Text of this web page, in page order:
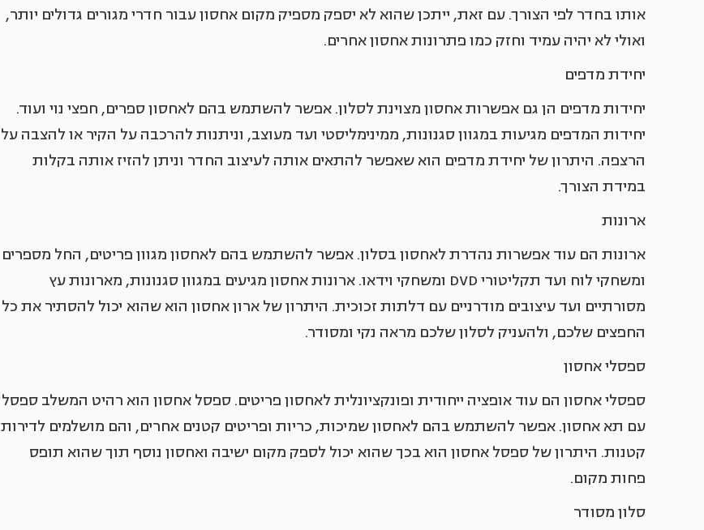
אותו בחדר לפי הצורך. עם זאת, ייתכן שהוא לא יספק מספיק מקום אחסון עבור חדרי מגורים גדולים יותר,
ואולי לא יהיה עמיד וחזק כמו פתרונות אחסון אחרים.
יחידת מדפים
יחידות מדפים הן גם אפשרות אחסון מצוינת לסלון. אפשר להשתמש בהם לאחסון ספרים, חפצי נוי ועוד.
יחידות המדפים מגיעות במגוון סגנונות, ממינימליסטי ועד מעוצב, וניתנות להרכבה על הקיר או להצבה על
הרצפה. היתרון של יחידת מדפים הוא שאפשר להתאים אותה לעיצוב החדר וניתן להזיז אותה בקלות
במידת הצורך.
ארונות
ארונות הם עוד אפשרות נהדרת לאחסון בסלון. אפשר להשתמש בהם לאחסון מגוון פריטים, החל מספרים
ומשחקי לוח ועד תקליטורי DVD ומשחקי וידאו. ארונות אחסון מגיעים במגוון סגנונות, מארונות עץ
מסורתיים ועד עיצובים מודרניים עם דלתות זכוכית. היתרון של ארון אחסון הוא שהוא יכול להסתיר את כל
החפצים שלכם, ולהעניק לסלון שלכם מראה נקי ומסודר.
ספסלי אחסון
ספסלי אחסון הם עוד אופציה ייחודית ופונקציונלית לאחסון פריטים. ספסל אחסון הוא רהיט המשלב ספסל
עם תא אחסון. אפשר להשתמש בהם לאחסון שמיכות, כריות ופריטים קטנים אחרים, והם מושלמים לדירות
קטנות. היתרון של ספסל אחסון הוא בכך שהוא יכול לספק מקום ישיבה ואחסון נוסף תוך שהוא תופס
פחות מקום.
סלון מסודר